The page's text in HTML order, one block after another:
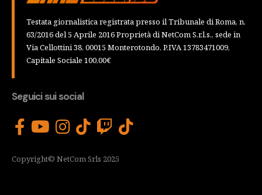
Testata giornalistica registrata presso il Tribunale di Roma, n.
63/2016 del 5 Aprile 2016 Proprietà di NetCom S.r.l.s., sede in
Via Cellottini 38, 00015 Monterotondo, P.IVA 13783471009,
Capitale Sociale 100,00€
Seguici sui social
Copyright© NetCom Srls 2025